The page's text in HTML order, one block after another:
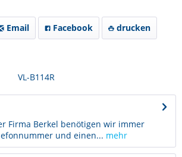
Email Facebook drucken
VL-B114R
Firma Berkel benötigen wir immer
und einen... mehr